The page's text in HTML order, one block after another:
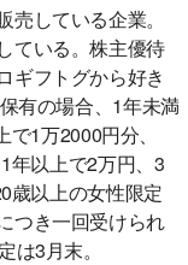
している企業。
ている。株主優待
ギフトグから好き
有の場合、1年未満
1万2000円分、
年以上で2万円、3
歳以上の女性限定
つき一回受けられ
3月末。